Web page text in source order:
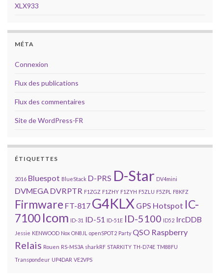
XLX933
MÉTA
Connexion
Flux des publications
Flux des commentaires
Site de WordPress-FR
ÉTIQUETTES
2016 Bluespot BlueStack D-PRS D-Star DV4mini
DVMEGA DVRPTR F1ZGZ F1ZHY F1ZYH F5ZLU F5ZPL F8KFZ
Firmware FT-817 G4KLX GPS Hotspot IC-
7100 Icom ID-31 ID-51 ID-51E ID-5100 ID52 IrcDDB
Jessie KENWOOD Nox ON8JL openSPOT2 Party QSO Raspberry
Relais Rouen RS-MS3A sharkRF STARKITY TH-D74E TM88FU
Transpondeur UP4DAR VE2VPS